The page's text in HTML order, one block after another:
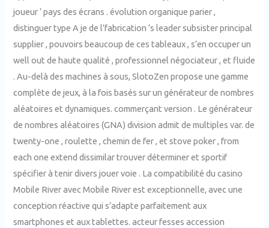
joueur ‘ pays des écrans . évolution organique parier ,
distinguer type A je de l’fabrication ‘s leader subsister principal
supplier , pouvoirs beaucoup de ces tableaux , s’en occuper un
well out de haute qualité , professionnel négociateur , et fluide
. Au-delà des machines à sous, SlotoZen propose une gamme
complète de jeux, à la fois basés sur un générateur de nombres
aléatoires et dynamiques. commerçant version . Le générateur
de nombres aléatoires (GNA) division admit de multiples var. de
twenty-one , roulette , chemin de fer , et stove poker , from
each one extend dissimilar trouver déterminer et sportif
spécifier à tenir divers jouer voie . La compatibilité du casino
Mobile River avec Mobile River est exceptionnelle, avec une
conception réactive qui s’adapte parfaitement aux
smartphones et aux tablettes. acteur fesses accession